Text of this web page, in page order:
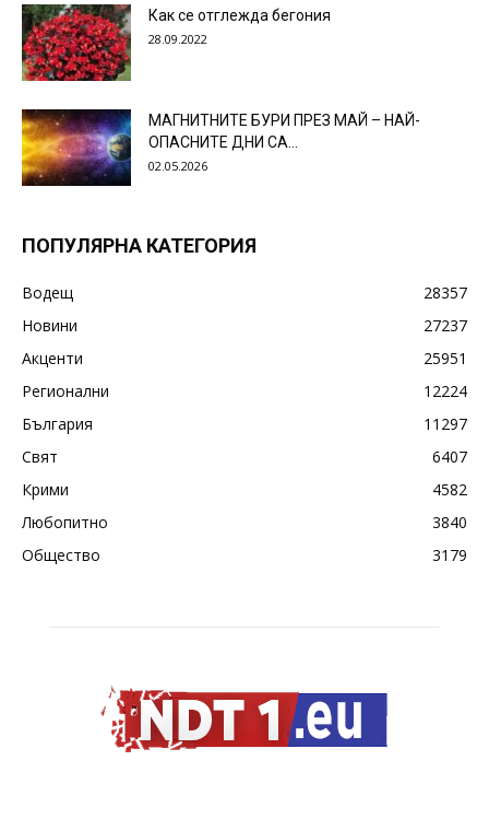
Как се отглежда бегония
28.09.2022
МАГНИТНИТЕ БУРИ ПРЕЗ МАЙ – НАЙ-
ОПАСНИТЕ ДНИ СА…
02.05.2026
ПОПУЛЯРНА КАТЕГОРИЯ
Водещ
28357
Новини
27237
Акценти
25951
Регионални
12224
България
11297
Свят
6407
Крими
4582
Любопитно
3840
Общество
3179